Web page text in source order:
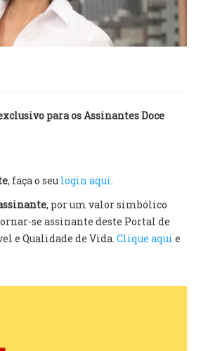
para os Assinantes Doce
, faça o seu login aqui.
, por um valor simbólico
se assinante deste Portal de
e Qualidade de Vida. Clique aqui e